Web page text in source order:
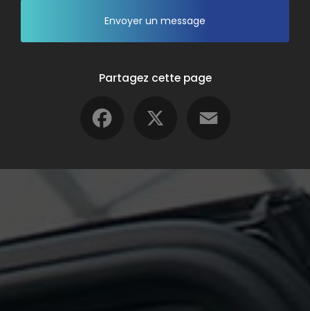
Envoyer un message
Partagez cette page